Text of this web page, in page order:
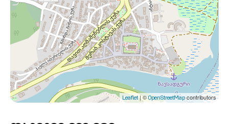
Leaflet| ©OpenStreetMapcontributors